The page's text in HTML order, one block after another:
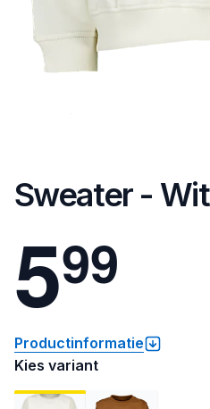
Sweater - Wit
599
Productinformatie
Kies variant